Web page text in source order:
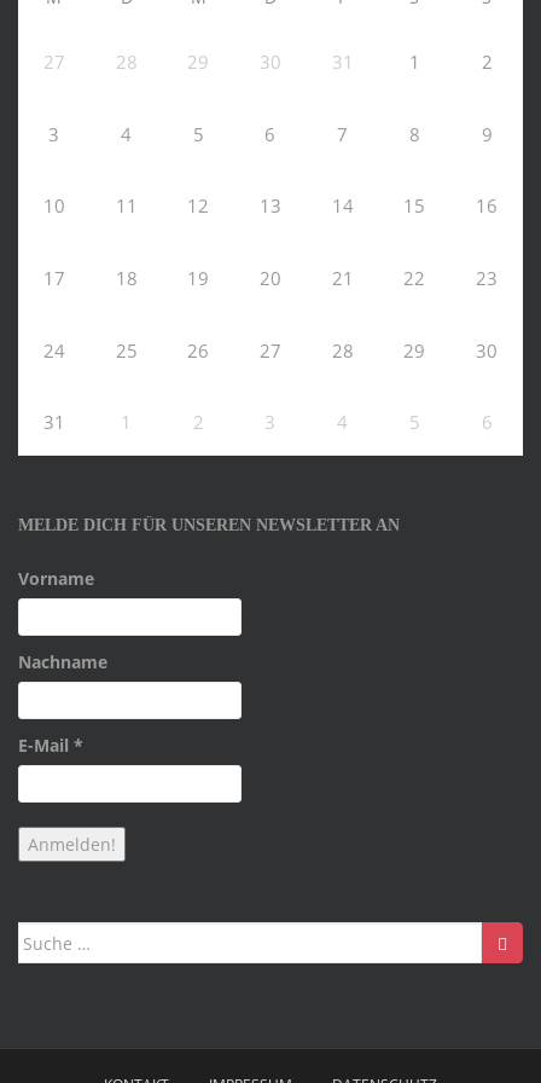
27 28 29 30 31 1 2
3 4 5 6 7 8 9
10 11 12 13 14 15 16
17 18 19 20 21 22 23
24 25 26 27 28 29 30
31 1 2 3 4 5 6
MELDE DICH FÜR UNSEREN NEWSLETTER AN
Vorname
Nachname
E-Mail *
Suche
nach: